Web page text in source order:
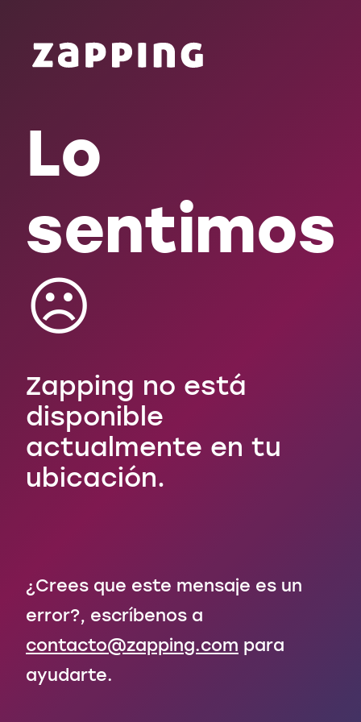
Lo
sentimos
☹️
Zapping no está
disponible
actualmente en tu
ubicación.
¿Crees que este mensaje es un
error?, escríbenos a
contacto@zapping.com para
ayudarte.